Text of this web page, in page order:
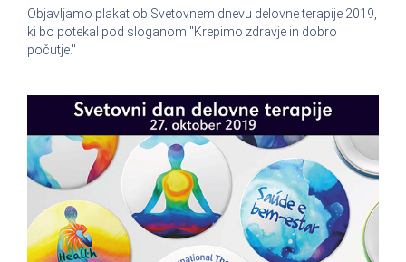
Objavljamo plakat ob Svetovnem dnevu delovne terapije 2019,
ki bo potekal pod sloganom "Krepimo zdravje in dobro
počutje."